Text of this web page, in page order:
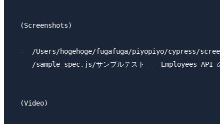
  (Screenshots)
-  /Users/hogehoge/fugafuga/piyopiyo/cypress/
/sample_spec.js/サンプルテスト --
  (Video)